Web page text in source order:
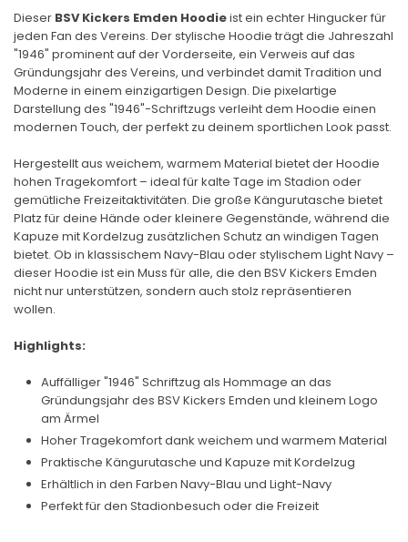
Dieser BSV Kickers Emden Hoodieist ein echter Hingucker für
jeden Fan des Vereins. Der stylische Hoodie trägt die Jahreszahl
"1946" prominent auf der Vorderseite, ein Verweis auf das
Gründungsjahr des Vereins, und verbindet damit Tradition und
Moderne in einem einzigartigen Design. Die pixelartige
Darstellung des "1946"-Schriftzugs verleiht dem Hoodie einen
modernen Touch, der perfekt zu deinem sportlichen Look passt.
Hergestellt aus weichem, warmem Material bietet der Hoodie
hohen Tragekomfort – ideal für kalte Tage im Stadion oder
gemütliche Freizeitaktivitäten. Die große Kängurutasche bietet
Platz für deine Hände oder kleinere Gegenstände, während die
Kapuze mit Kordelzug zusätzlichen Schutz an windigen Tagen
bietet. Ob in klassischem Navy-Blau oder stylischem Light Navy –
dieser Hoodie ist ein Muss für alle, die den BSV Kickers Emden
nicht nur unterstützen, sondern auch stolz repräsentieren
wollen.
Highlights:
Auffälliger "1946" Schriftzug als Hommage an das
Gründungsjahr des BSV Kickers Emden und kleinem Logo
am Ärmel
Hoher Tragekomfort dank weichem und warmem Material
Praktische Kängurutasche und Kapuze mit Kordelzug
Erhältlich in den Farben Navy-Blau und Light-Navy
Perfekt für den Stadionbesuch oder die Freizeit